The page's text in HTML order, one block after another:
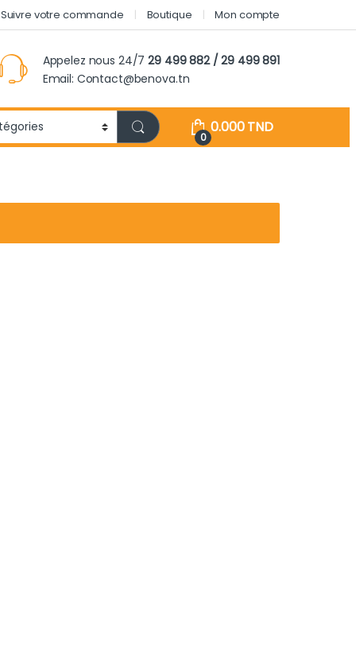
Suivre votre commande Boutique Mon compte
Appelez nous 24/729 499 882 / 29 499 891
Email: Contact@benova.tn
0
0.000TND